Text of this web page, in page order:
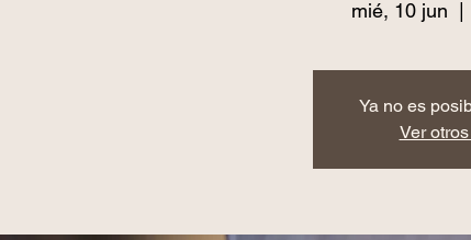
mié, 10 jun
  |
Ya no es
Ver